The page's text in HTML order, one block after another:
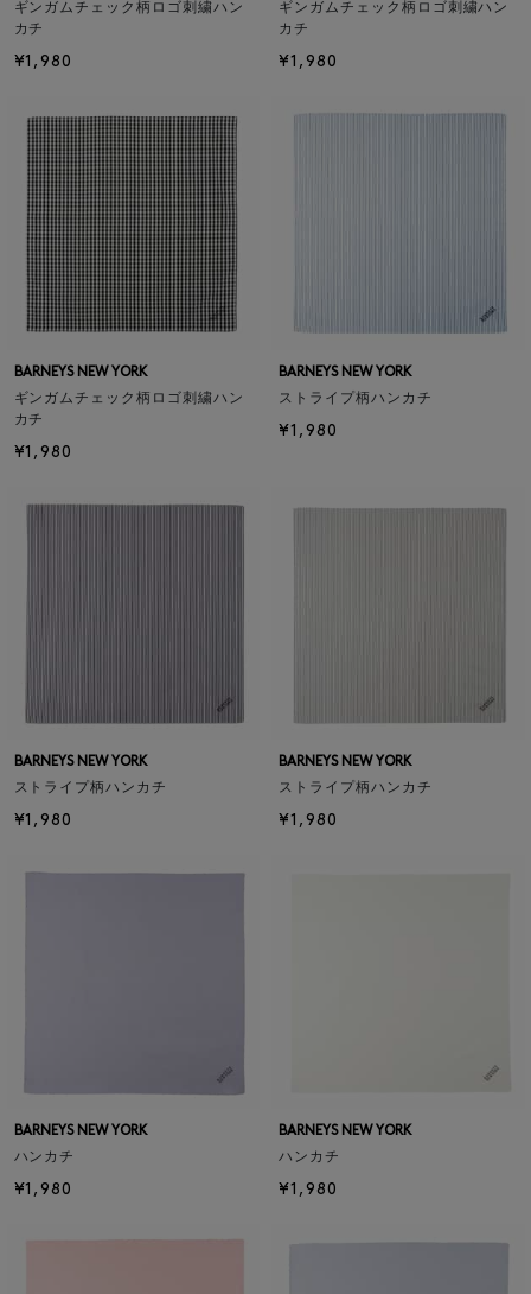
ギンガムチェック柄ロゴ刺繍ハン
カチ
¥1,980
ギンガムチェック柄ロゴ刺繍ハン
カチ
¥1,980
BARNEYS NEW YORK
ギンガムチェック柄ロゴ刺繍ハン
カチ
¥1,980
BARNEYS NEW YORK
ストライプ柄ハンカチ
¥1,980
BARNEYS NEW YORK
ストライプ柄ハンカチ
¥1,980
BARNEYS NEW YORK
ストライプ柄ハンカチ
¥1,980
BARNEYS NEW YORK
ハンカチ
¥1,980
BARNEYS NEW YORK
ハンカチ
¥1,980